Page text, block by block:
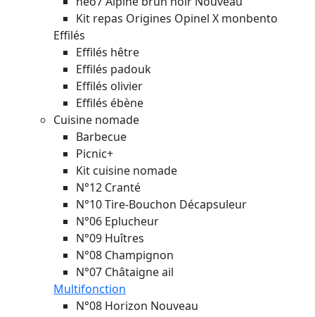
Kit repas Origines Opinel X monbento
Effilés
Effilés hêtre
Effilés padouk
Effilés olivier
Effilés ébène
Cuisine nomade
Barbecue
Picnic+
Kit cuisine nomade
N°12 Cranté
N°10 Tire-Bouchon Décapsuleur
N°06 Eplucheur
N°09 Huîtres
N°08 Champignon
N°07 Châtaigne ail
Multifonction
N°08 Horizon Nouveau